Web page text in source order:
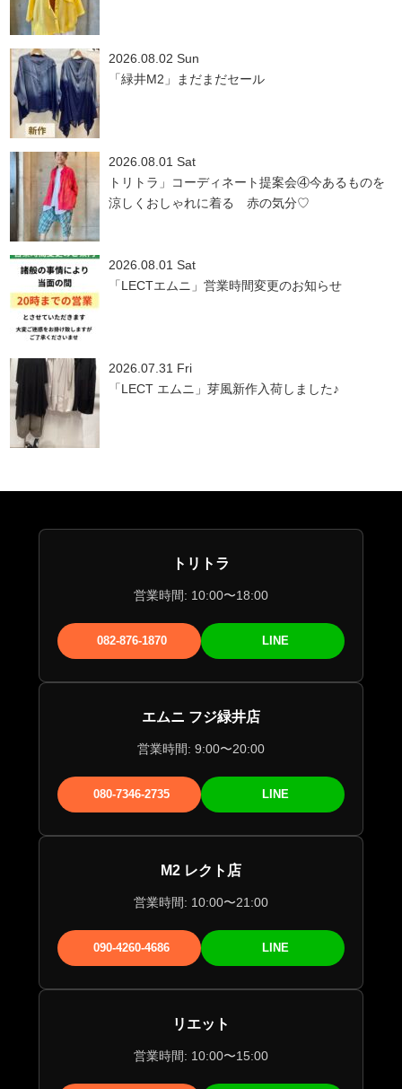
2026.08.02 Sun
「緑井M2」まだまだセール
2026.08.01 Sat
トリトラ」コーディネート提案会④今あるものを
涼しくおしゃれに着る 赤の気分♡
2026.08.01 Sat
「LECTエムニ」営業時間変更のお知らせ
2026.07.31 Fri
「LECT エムニ」芽風新作入荷しました♪
トリトラ
営業時間: 10:00〜18:00
082-876-1870 LINE
エムニ フジ緑井店
営業時間: 9:00〜20:00
080-7346-2735 LINE
M2 レクト店
営業時間: 10:00〜21:00
090-4260-4686 LINE
リエット
営業時間: 10:00〜15:00